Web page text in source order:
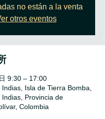
no están a la venta
otros eventos
9:30 – 17:00
Isla de Tierra Bomba,
Provincia de
Colombia